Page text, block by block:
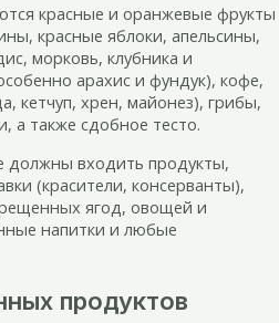
красные и оранжевые фрукты
красные яблоки, апельсины,
морковь, клубника и
арахис и фундук), кофе,
кетчуп, хрен, майонез), грибы,
а также сдобное тесто.
должны входить продукты,
(красители, консерванты),
ягод, овощей и
напитки и любые
продуктов